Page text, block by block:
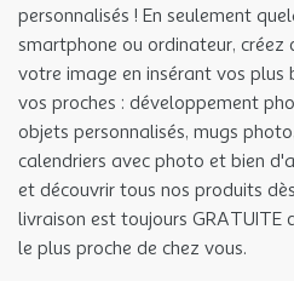
personnalisés ! En seulement
smartphone ou ordinateur, créez
votre image en insérant vos
vos proches : développement
objets personnalisés, mugs
calendriers avec photo et bien
et découvrir tous nos produits
livraison est toujours GRATUITE
le plus proche de chez vous.